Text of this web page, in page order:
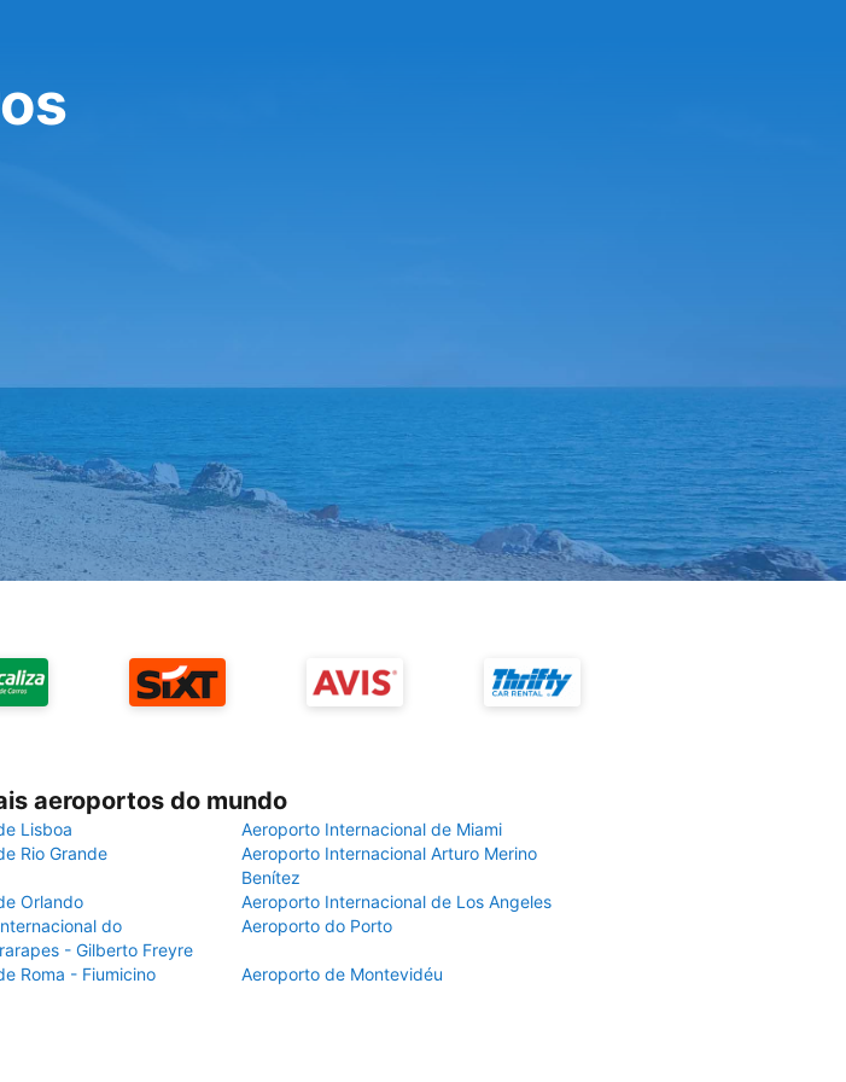
aeroportos do mundo
Lisboa
Aeroporto Internacional de Miami
Rio Grande
Aeroporto Internacional Arturo Merino
Benítez
Orlando
Aeroporto Internacional de Los Angeles
do
- Gilberto Freyre
Aeroporto do Porto
Roma - Fiumicino Aeroporto de Montevidéu